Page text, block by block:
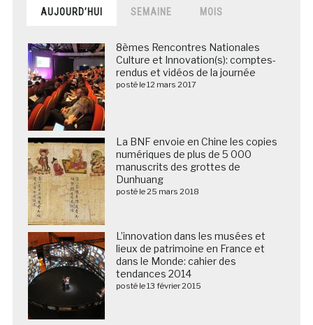
AUJOURD’HUI SEMAINE MOIS
8èmes Rencontres Nationales
Culture et Innovation(s): comptes-
rendus et vidéos de la journée
posté le 12 mars 2017
La BNF envoie en Chine les copies
numériques de plus de 5 000
manuscrits des grottes de
Dunhuang
posté le 25 mars 2018
L’innovation dans les musées et
lieux de patrimoine en France et
dans le Monde: cahier des
tendances 2014
posté le 13 février 2015